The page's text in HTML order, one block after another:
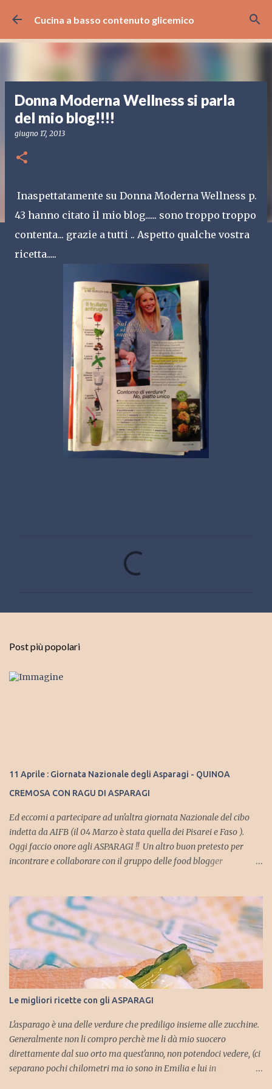
Passa ai contenuti principali
Cucina a basso contenuto glicemico
Donna Moderna Wellness si parla
del mio blog!!!!
giugno 17, 2013
Inaspettatamente su Donna Moderna Wellness p.
43 hanno citato il mio blog...... sono troppo troppo
contenta... grazie a tutti .. Aspetto qualche vostra
ricetta.....
i
Post più popolari
11 Aprile : Giornata Nazionale degli Asparagi - QUINOA
CREMOSA CON RAGU DI ASPARAGI
Ed eccomi a partecipare ad un'altra giornata Nazionale del cibo
indetta da AIFB (il 04 Marzo è stata quella dei Pisarei e Faso ).
Oggi faccio onore agli ASPARAGI !! Un altro buon pretesto per
incontrare e collaborare con il gruppo delle food blogger
protagonista proprio uno degli ortaggi del mese di Aprile!! Durante
il periodo che va dal 26/03/2016 al 06/06/2016 Piacenza e la sua
provincia sarà ricca di eventi tra cui la "Rassegna gastronomica
dell'Asparago Piacentino", proposta da ristoratori ed Agriturismi
della zona , ... un appuntamento per veri intenditori ed
appassionati dove profumi e sapori di piatti inaspettati saranno
sicuramente di vostro gradimento. Vi lascio anche la lista dei punti
vendita e dei produttori dove poter acquistare direttamente gli
asparagi e approfittare per farvi un bel giretto nelle nost...
Le migliori ricette con gli ASPARAGI
L'asparago è una delle verdure che prediligo insieme alle zucchine.
Generalmente non li compro perchè me li dà mio suocero
direttamente dal suo orto ma quest'anno, non potendoci vedere, (ci
separano pochi chilometri ma io sono in Emilia e lui in